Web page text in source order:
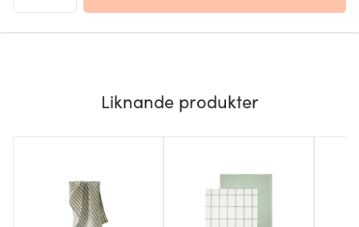
Liknande produkter